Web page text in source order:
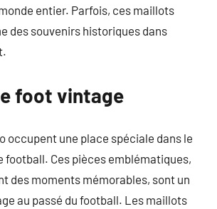
entier. Parfois, ces maillots
des souvenirs historiques dans
foot vintage
occupent une place spéciale dans le
football. Ces pièces emblématiques,
des moments mémorables, sont un
au passé du football. Les maillots